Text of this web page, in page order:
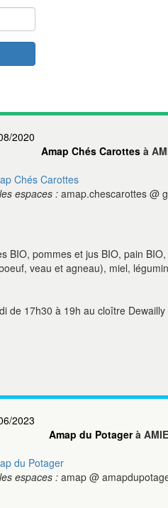
2020
Amap Chés Carottesà
Chés Carottes
espaces : amap.chescarottes @
BIO, pommes et jus BIO, pain
veau et agneau), miel,
de 17h30 à 19h au cloître
2023
Amap du Potagerà
du Potager
espaces : amap @